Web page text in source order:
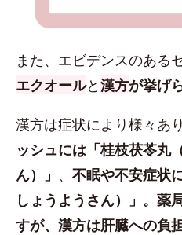
また、エビデンスのある
エクオールと漢方が挙げ
漢方は症状により様々あ
ッシュには「桂枝茯苓丸
ん）」 、 不眠や不安症状
しょうようさん）」 。薬
すが、 漢方は肝臓への負